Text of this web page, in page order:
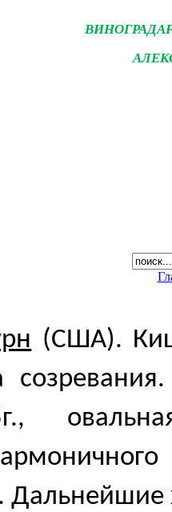
(США).
Дальнейшие